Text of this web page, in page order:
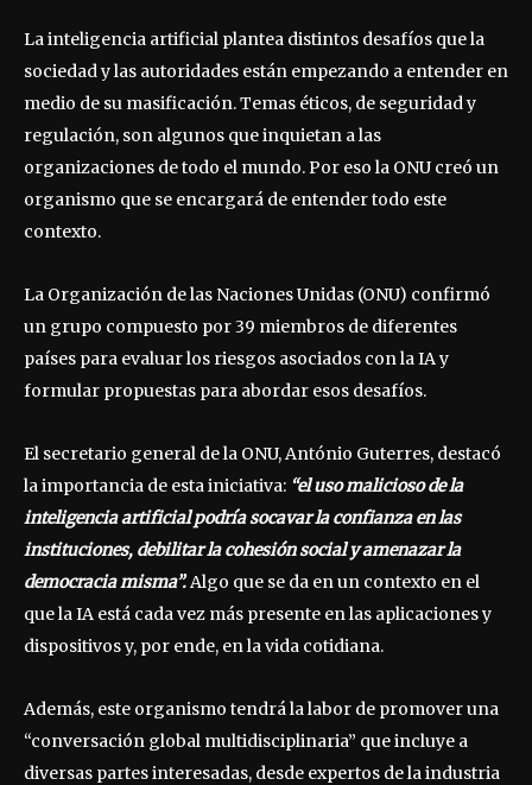
La inteligencia artificial plantea distintos desafíos que la
sociedad y las autoridades están empezando a entender en
medio de su masificación. Temas éticos, de seguridad y
regulación, son algunos que inquietan a las
organizaciones de todo el mundo. Por eso la ONU creó un
organismo que se encargará de entender todo este
contexto.
La Organización de las Naciones Unidas (ONU) confirmó
un grupo compuesto por 39 miembros de diferentes
países para evaluar los riesgos asociados con la IA y
formular propuestas para abordar esos desafíos.
El secretario general de la ONU, António Guterres, destacó
la importancia de esta iniciativa: “el uso malicioso de la
inteligencia artificial podría socavar la confianza en las
instituciones, debilitar la cohesión social y amenazar la
democracia misma”.Algo que se da en un contexto en el
que la IA está cada vez más presente en las aplicaciones y
dispositivos y, por ende, en la vida cotidiana.
Además, este organismo tendrá la labor de promover una
“conversación global multidisciplinaria” que incluye a
diversas partes interesadas, desde expertos de la industria